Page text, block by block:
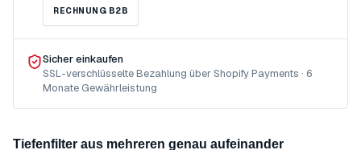
RECHNUNG B2B
Sicher einkaufen
SSL-verschlüsselte Bezahlung über Shopify Payments · 6
Monate Gewährleistung
Tiefenfilter aus mehreren genau aufeinander